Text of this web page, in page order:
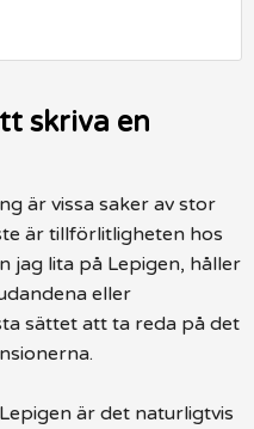
skriva en
är vissa saker av stor
är tillförlitligheten hos
jag lita på Lepigen, håller
eller
sättet att ta reda på det
är det naturligtvis